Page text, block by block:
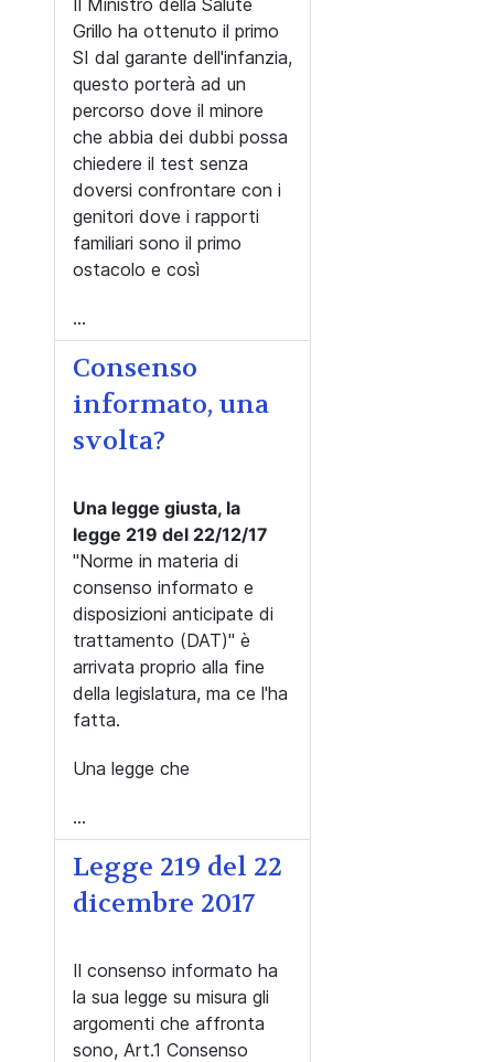
Grillo ha ottenuto il primo
SI dal garante dell'infanzia,
questo porterà ad un
percorso dove il minore
che abbia dei dubbi possa
chiedere il test senza
doversi confrontare con i
genitori dove i rapporti
familiari sono il primo
ostacolo e così
...
Consenso
informato, una
svolta?
Una legge giusta, la
legge 219 del 22/12/17
"Norme in materia di
consenso informato e
disposizioni anticipate di
trattamento (DAT)" è
arrivata proprio alla fine
della legislatura, ma ce l'ha
fatta.
Una legge che
...
Legge 219 del 22
dicembre 2017
Il consenso informato ha
la sua legge su misura gli
argomenti che affronta
sono, Art.1 Consenso